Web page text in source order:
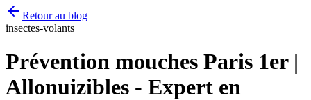
Retour au blog
insectes-volants
Prévention mouches Paris 1er |
Allonuizibles - Expert en